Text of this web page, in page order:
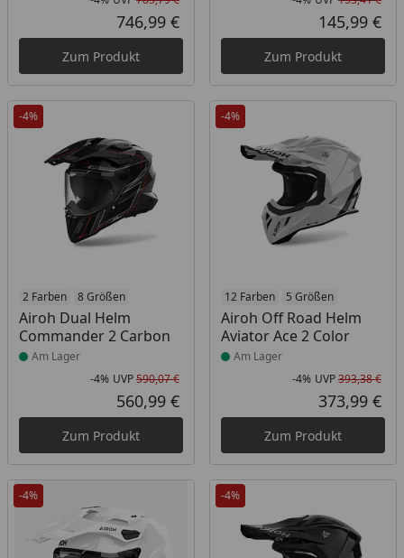
Rabatt in Prozent
Ursprünglicher Preis
Aktueller Preis
746,99 €
Zum Produkt
145,99 €
Zum Produkt
-4%
2 Farben 8 Größen
Airoh Dual Helm
Commander 2 Carbon
Produkt am Lager
Am Lager
Rabatt in Prozent
-4%
Ursprünglicher Preis
UVP590,07 €
Aktueller Preis
560,99 €
Zum Produkt
-4%
12 Farben 5 Größen
Airoh Off Road Helm
Aviator Ace 2 Color
Produkt am Lager
Am Lager
-4% UVP393,38 €
373,99 €
Zum Produkt
-4% -4%